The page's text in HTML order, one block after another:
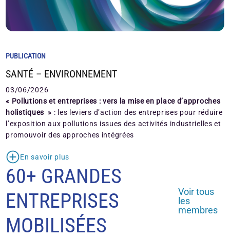
PUBLICATION
SANTÉ – ENVIRONNEMENT
03/06/2026
« Pollutions et entreprises : vers la mise en place d’approches
holistiques » : les leviers d’action des entreprises pour réduire
l’exposition aux pollutions issues des activités industrielles et
promouvoir des approches intégrées
En savoir plus
60+ GRANDES
ENTREPRISES
MOBILISÉES
Voir tous
les
membres